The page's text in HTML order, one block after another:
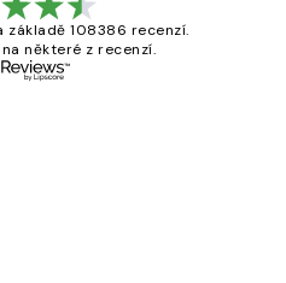
základě 108386 recenzí.
některé z recenzí.